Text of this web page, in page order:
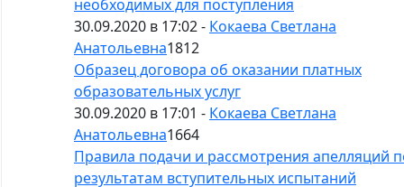
необходимых для поступления
30.09.2020 в 17:02 - Кокаева Светлана
Анатольевна1812
Образец договора об оказании платных
образовательных услуг
30.09.2020 в 17:01 - Кокаева Светлана
Анатольевна1664
Правила подачи и рассмотрения апелляций
результатам вступительных испытаний